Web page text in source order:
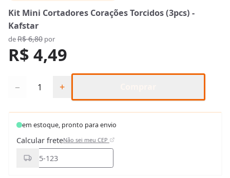
Kit Mini Cortadores Corações Torcidos (3pcs) -
Kafstar
deR$ 6,80por
R$ 4,49
− +
em estoque, pronto para envio
Calcular freteNão sei meu CEP